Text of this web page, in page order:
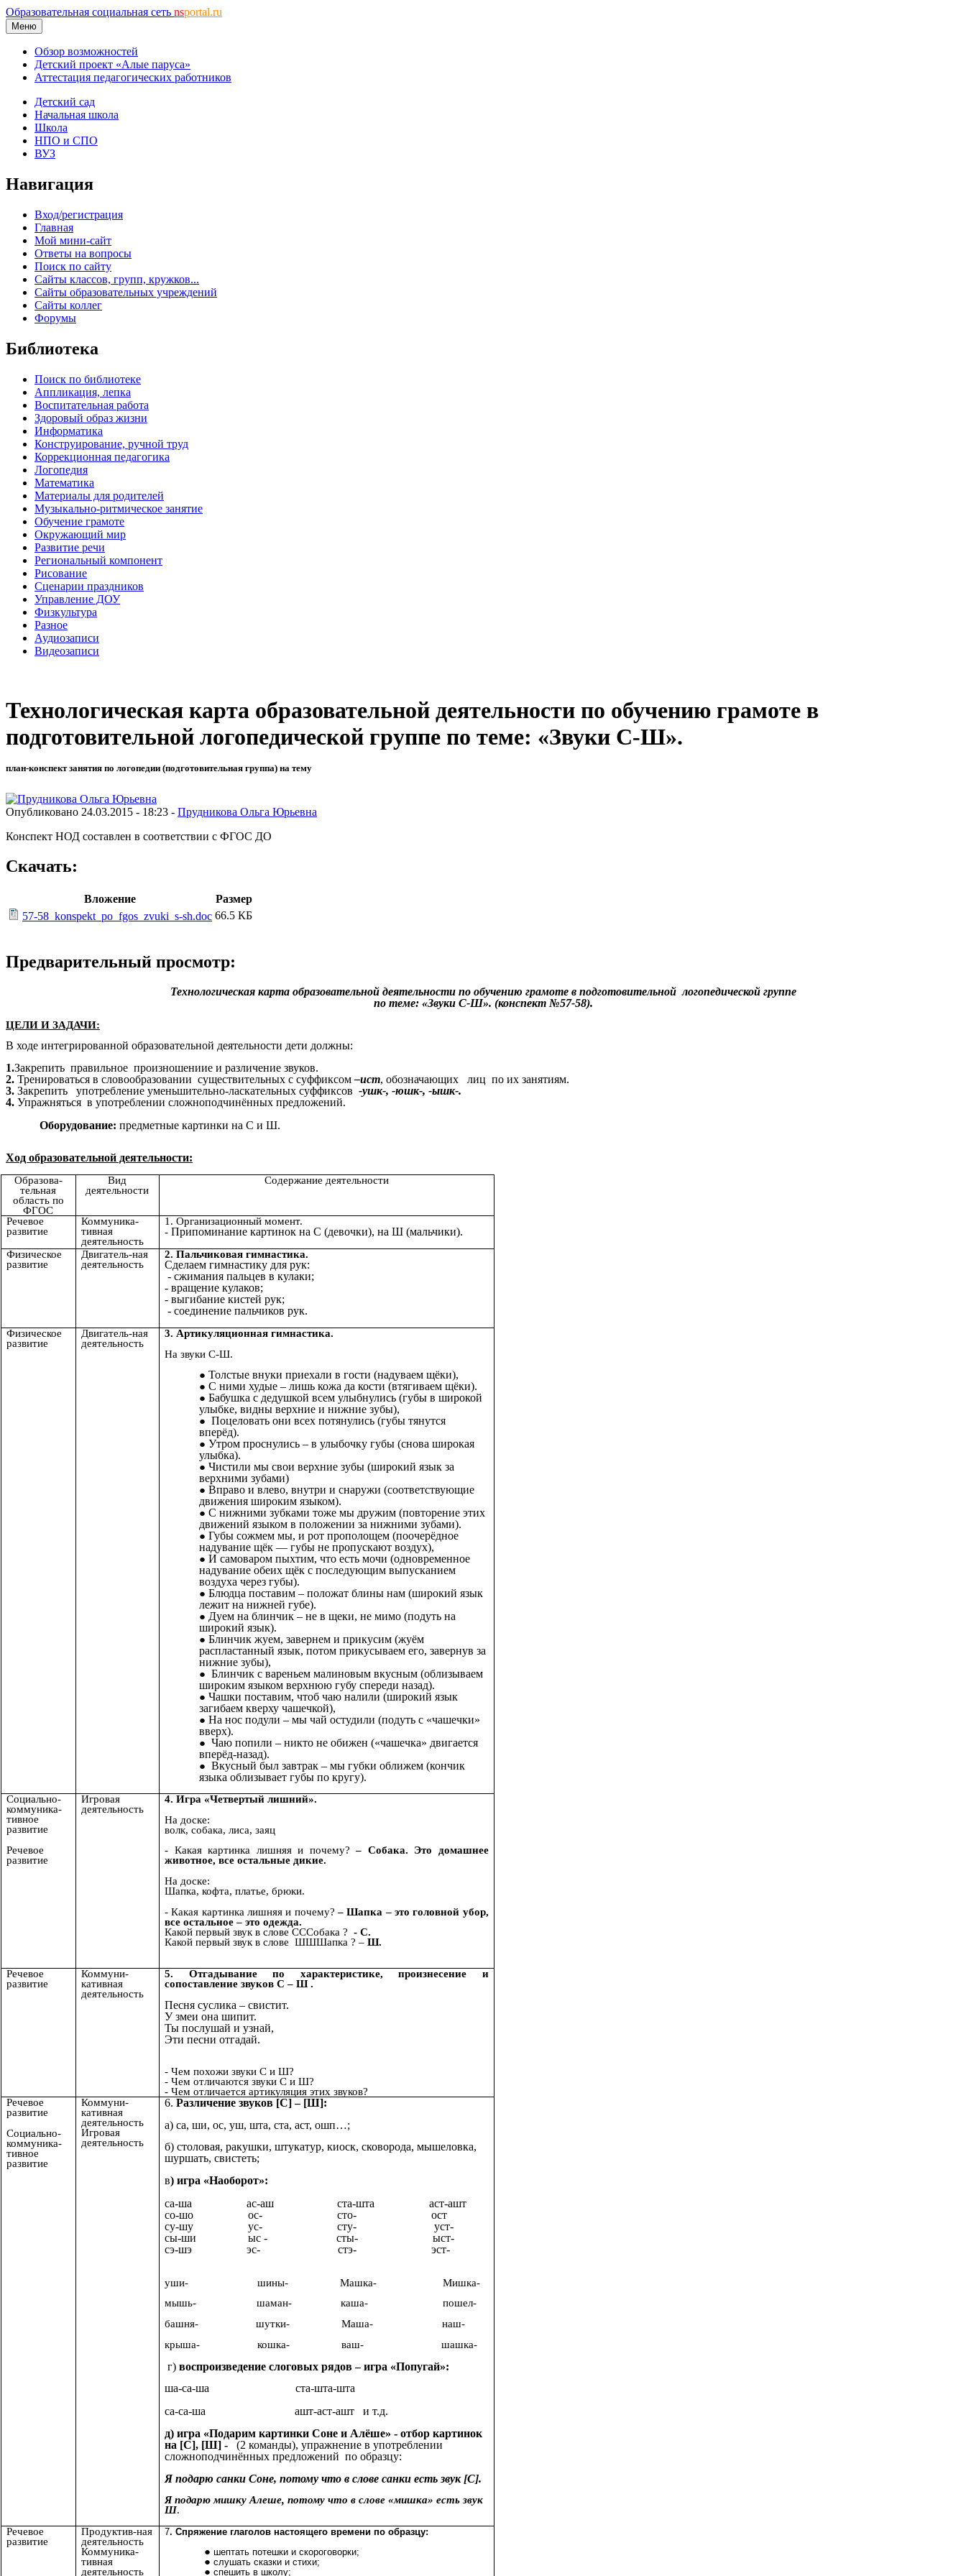
Образовательная социальная сеть nsportal.ru
Меню
Обзор возможностей
Детский проект «Алые паруса»
Аттестация педагогических работников
Детский сад
Начальная школа
Школа
НПО и СПО
ВУЗ
Навигация
Вход/регистрация
Главная
Мой мини-сайт
Ответы на вопросы
Поиск по сайту
Сайты классов, групп, кружков...
Сайты образовательных учреждений
Сайты коллег
Форумы
Библиотека
Поиск по библиотеке
Аппликация, лепка
Воспитательная работа
Здоровый образ жизни
Информатика
Конструирование, ручной труд
Коррекционная педагогика
Логопедия
Математика
Материалы для родителей
Музыкально-ритмическое занятие
Обучение грамоте
Окружающий мир
Развитие речи
Региональный компонент
Рисование
Сценарии праздников
Управление ДОУ
Физкультура
Разное
Аудиозаписи
Видеозаписи
Технологическая карта образовательной деятельности по обучению грамоте в
подготовительной логопедической группе по теме: «Звуки С-Ш».
план-конспект занятия по логопедии (подготовительная группа) на тему
Опубликовано 24.03.2015 - 18:23 - Прудникова Ольга Юрьевна
Конспект НОД составлен в соответствии с ФГОС ДО
Скачать:
Вложение
Размер
57-58_konspekt_po_fgos_zvuki_s-sh.doc 66.5 КБ
Предварительный просмотр:
Технологическая карта образовательной деятельности по обучению грамоте в подготовительной логопедической группе
по теме: «Звуки С-Ш». (конспект №57-58).
ЦЕЛИ И ЗАДАЧИ:
В ходе интегрированной образовательной деятельности дети должны:
1.Закрепить правильное произношениие и различение звуков.
2. Тренироваться в словообразовании существительных с суффиксом–ист, обозначающих лиц по их занятиям.
3. Закрепить употребление уменьшительно-ласкательных суффиксов -ушк-, -юшк-, -ышк-.
4. Упражняться в употреблении сложноподчинённых предложений.
Оборудование: предметные картинки на С и Ш.
Ход образовательной деятельности:
Образова-
тельная
область по
ФГОС
Вид
деятельности
Содержание деятельности
Речевое
развитие
Коммуника-
тивная
деятельность
1. Организационный момент.
- Припоминание картинок на С (девочки), на Ш (мальчики).
Физическое
развитие
Двигатель-ная
деятельность
2. Пальчиковая гимнастика.
Сделаем гимнастику для рук:
- сжимания пальцев в кулаки;
- вращение кулаков;
- выгибание кистей рук;
- соединение пальчиков рук.
Физическое
развитие
Двигатель-ная
деятельность
3. Артикуляционная гимнастика.
На звуки С-Ш.
Толстые внуки приехали в гости (надуваем щёки),
С ними худые – лишь кожа да кости (втягиваем щёки).
Бабушка с дедушкой всем улыбнулись (губы в широкой
улыбке, видны верхние и нижние зубы),
Поцеловать они всех потянулись (губы тянутся
вперёд).
Утром проснулись – в улыбочку губы (снова широкая
улыбка).
Чистили мы свои верхние зубы (широкий язык за
верхними зубами)
Вправо и влево, внутри и снаружи (соответствующие
движения широким языком).
С нижними зубками тоже мы дружим (повторение этих
движений языком в положении за нижними зубами).
Губы сожмем мы, и рот прополощем (поочерёдное
надувание щёк — губы не пропускают воздух),
И самоваром пыхтим, что есть мочи (одновременное
надувание обеих щёк с последующим выпусканием
воздуха через губы).
Блюдца поставим – положат блины нам (широкий язык
лежит на нижней губе).
Дуем на блинчик – не в щеки, не мимо (подуть на
широкий язык).
Блинчик жуем, завернем и прикусим (жуём
распластанный язык, потом прикусываем его, завернув за
нижние зубы),
Блинчик с вареньем малиновым вкусным (облизываем
широким языком верхнюю губу спереди назад).
Чашки поставим, чтоб чаю налили (широкий язык
загибаем кверху чашечкой),
На нос подули – мы чай остудили (подуть с «чашечки»
вверх).
Чаю попили – никто не обижен («чашечка» двигается
вперёд-назад).
Вкусный был завтрак – мы губки оближем (кончик
языка облизывает губы по кругу).
Социально-
коммуника-
тивное
развитие
Речевое
развитие
Игровая
деятельность
4. Игра «Четвертый лишний».
На доске:
волк, собака, лиса, заяц
- Какая картинка лишняя и почему?– Собака. Это домашнее
животное, все остальные дикие.
На доске:
Шапка, кофта, платье, брюки.
- Какая картинка лишняя и почему?– Шапка – это головной убор,
все остальное – это одежда.
Какой первый звук в слове СССобака ? - С.
Какой первый звук в слове ШШШапка ? – Ш.
Речевое
развитие
Коммуни-
кативная
деятельность
5. Отгадывание по характеристике, произнесение и
сопоставление звуков С – Ш .
Песня суслика – свистит.
У змеи она шипит.
Ты послушай и узнай,
Эти песни отгадай.
- Чем похожи звуки С и Ш?
- Чем отличаются звуки С и Ш?
- Чем отличается артикуляция этих звуков?
Речевое
развитие
Социально-
коммуника-
тивное
развитие
Коммуни-
кативная
деятельность
Игровая
деятельность
6. Различение звуков [С] – [Ш]:
а) са, ши, ос, уш, шта, ста, аст, ошп…;
б) столовая, ракушки, штукатур, киоск, сковорода, мышеловка,
шуршать, свистеть;
в) игра «Наоборот»:
са-ша ас-аш ста-шта аст-ашт
со-шо ос- сто- ост
су-шу ус- сту- уст-
сы-ши ыс - сты- ыст-
сэ-шэ эс- стэ- эст-
уши- шины- Машка- Мишка-
мышь- шаман- каша- пошел-
башня- шутки- Маша- наш-
крыша- кошка- ваш- шашка-
г) воспроизведение слоговых рядов – игра «Попугай»:
ша-са-ша ста-шта-шта
са-са-ша ашт-аст-ашт и т.д.
д) игра «Подарим картинки Соне и Алёше» - отбор картинок
на [С], [Ш] -
(2 команды), упражнение в употреблении
сложноподчинённых предложений по образцу:
Я подарю санки Соне, потому что в слове санки есть звук [С].
Я подарю мишку Алеше, потому что в слове «мишка» есть звук
Ш.
Речевое
развитие
Продуктив-ная
деятельность
Коммуника-
тивная
деятельность
7. Спряжение глаголов настоящего времени по образцу:
шептать потешки и скороговорки;
слушать сказки и стихи;
спешить в школу;